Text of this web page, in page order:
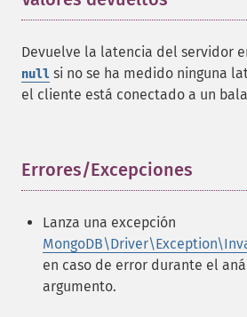
Devuelve la latencia del servidor
null si no se ha medido ninguna
el cliente está conectado a un
Errores/Excepciones
Lanza una excepción
en caso de error durante el
argumento.